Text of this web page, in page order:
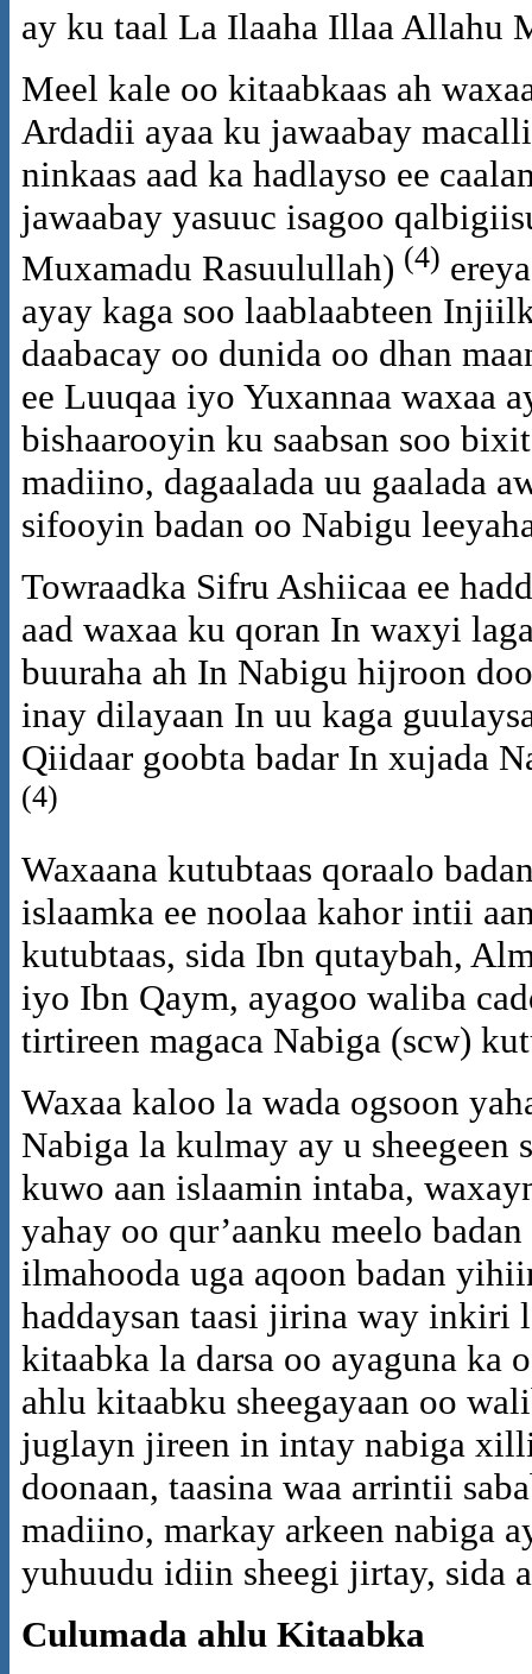
ay ku taal La Ilaaha Illaa Allahu
Meel kale oo kitaabkaas ah
Ardadii ayaa ku jawaabay
ninkaas aad ka hadlayso ee
jawaabay yasuuc isagoo
Muxamadu Rasuulullah) (4)
ayay kaga soo laablaabteen
daabacay oo dunida oo dhan
ee Luuqaa iyo Yuxannaa waxaa
bishaarooyin ku saabsan soo
madiino, dagaalada uu gaalada
sifooyin badan oo Nabigu
Towraadka Sifru Ashiicaa ee
aad waxaa ku qoran In waxyi
buuraha ah In Nabigu hijroon
inay dilayaan In uu kaga
Qiidaar goobta badar In xujada
(4)
Waxaana kutubtaas qoraalo
islaamka ee noolaa kahor intii
kutubtaas, sida Ibn qutaybah,
iyo Ibn Qaym, ayagoo waliba
tirtireen magaca Nabiga (scw)
Waxaa kaloo la wada ogsoon
Nabiga la kulmay ay u
kuwo aan islaamin intaba,
yahay oo qur’aanku meelo
ilmahooda uga aqoon badan
haddaysan taasi jirina way inkiri
kitaabka la darsa oo ayaguna ka
ahlu kitaabku sheegayaan oo
juglayn jireen in intay nabiga
doonaan, taasina waa arrintii
madiino, markay arkeen nabiga
yuhuudu idiin sheegi jirtay, sida
Culumada ahlu Kitaabka